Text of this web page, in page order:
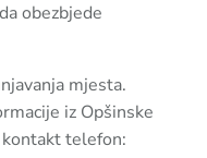
obezbjede
mjesta.
iz Opšinske
telefon: